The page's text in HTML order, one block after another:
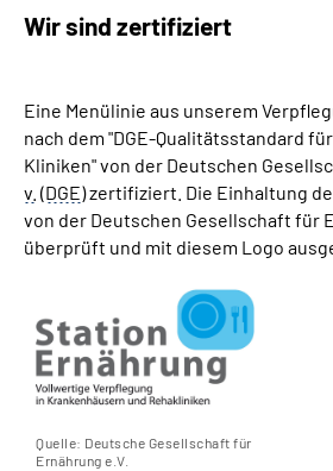
Wir sind zertifiziert
Eine Menülinie aus unserem
nach dem "DGE-Qualitätsstandard
Kliniken" von der Deutschen
v. (DGE) zertifiziert. Die Einhaltung
von der Deutschen Gesellschaft für
überprüft und mit diesem Logo
Quelle: Deutsche Gesellschaft für
Ernährung e.V.